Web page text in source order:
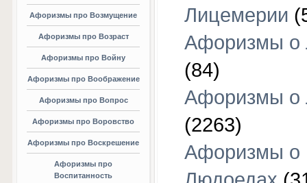
Афоризмы про Возмущение
Афоризмы про Возраст
Афоризмы про Войну
Афоризмы про Воображение
Афоризмы про Вопрос
Афоризмы про Воровство
Афоризмы про Воскрешение
Афоризмы про
Воспитанность
Лицемерии
Афоризмы о
(84)
Афоризмы о
(2263)
Афоризмы о